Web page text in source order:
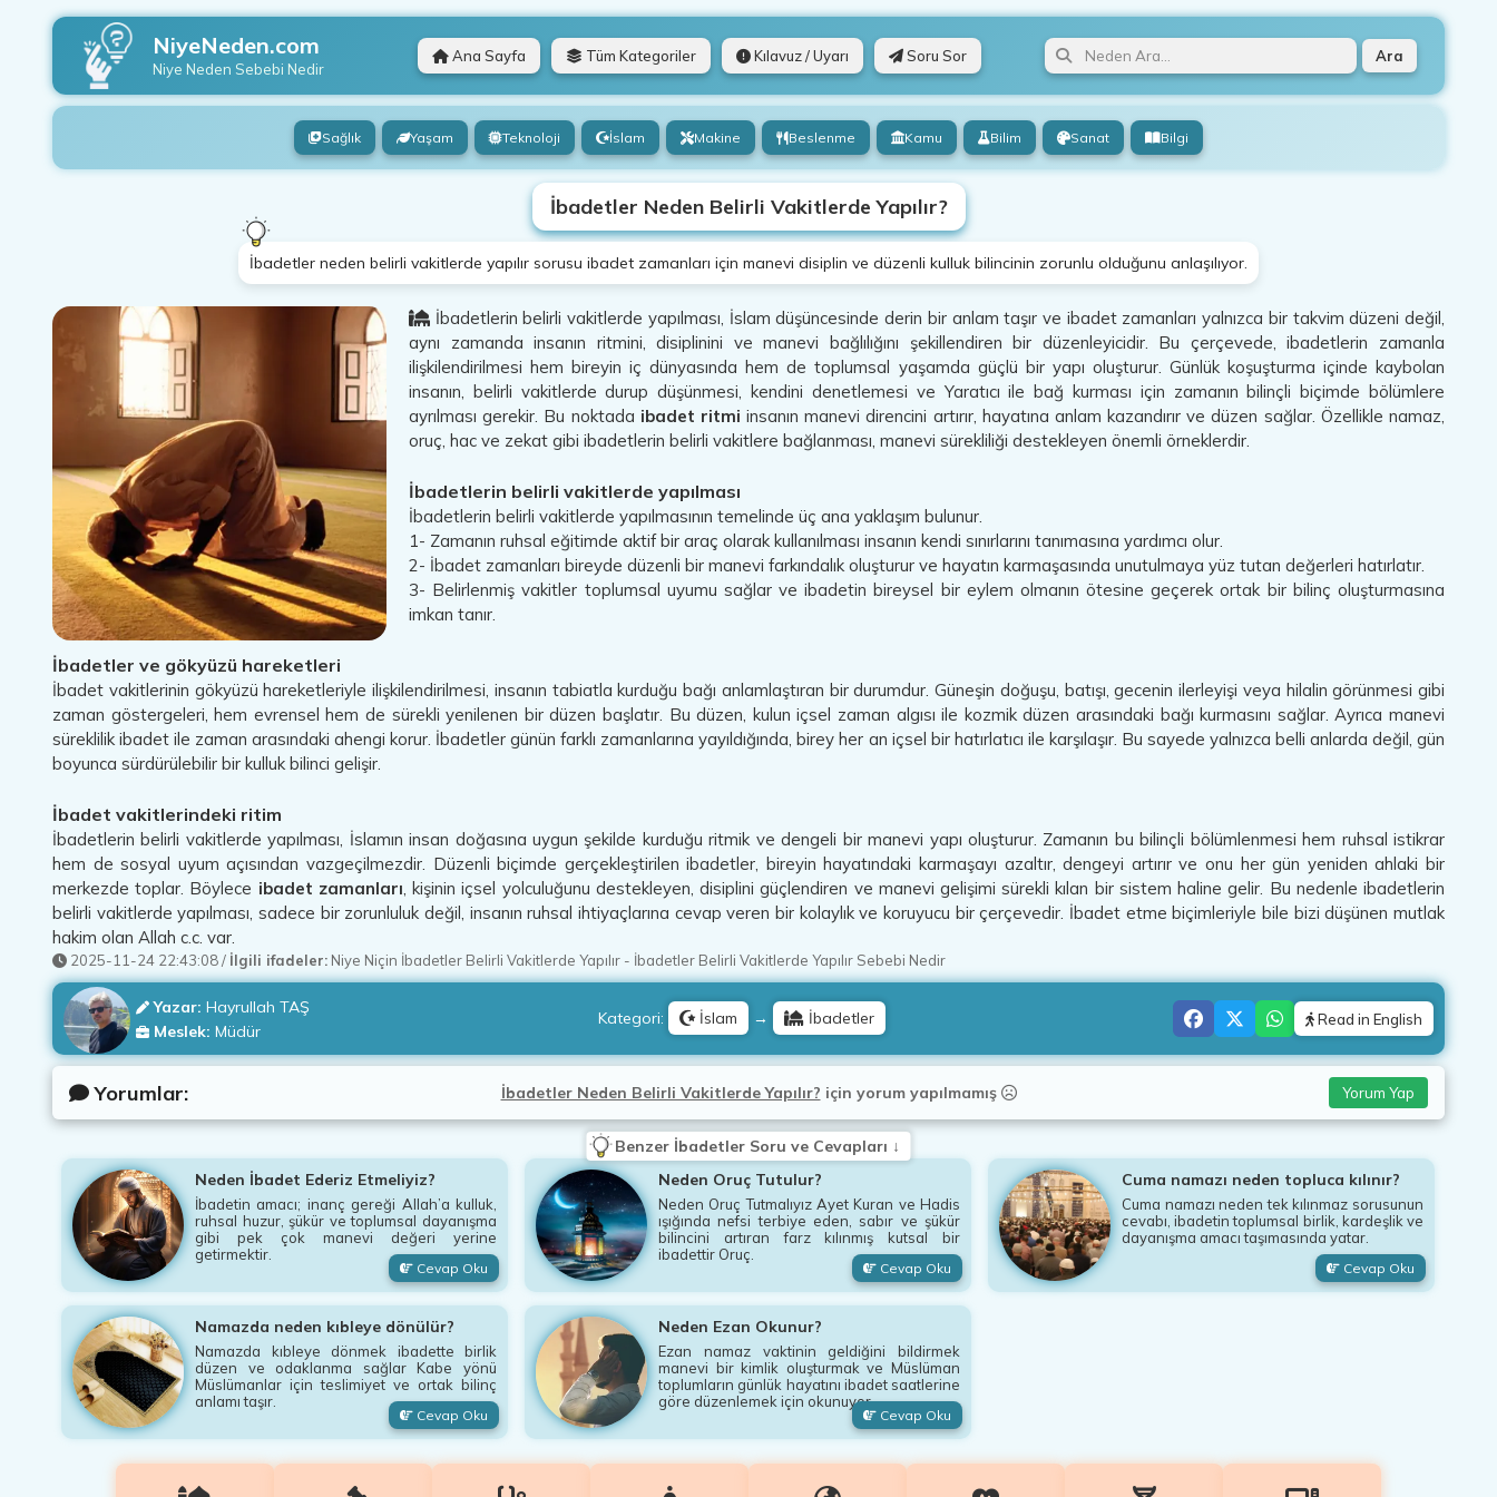
NiyeNeden.com
Niye Neden Sebebi Nedir
Ana Sayfa Tüm Kategoriler Kılavuz / Uyarı Soru Sor Ara
Sağlık Yaşam Teknoloji İslam Makine Beslenme Kamu Bilim Sanat Bilgi
İbadetler Neden Belirli Vakitlerde Yapılır?
İbadetler neden belirli vakitlerde yapılır sorusu ibadet zamanları için manevi disiplin ve düzenli kulluk bilincinin zorunlu olduğunu anlaşılıyor.
İbadetlerin belirli vakitlerde yapılması, İslam düşüncesinde derin bir anlam taşır ve ibadet zamanları yalnızca bir takvim düzeni değil,
aynı zamanda insanın ritmini, disiplinini ve manevi bağlılığını şekillendiren bir düzenleyicidir. Bu çerçevede, ibadetlerin zamanla
ilişkilendirilmesi hem bireyin iç dünyasında hem de toplumsal yaşamda güçlü bir yapı oluşturur. Günlük koşuşturma içinde kaybolan
insanın, belirli vakitlerde durup düşünmesi, kendini denetlemesi ve Yaratıcı ile bağ kurması için zamanın bilinçli biçimde bölümlere
ayrılması gerekir. Bu noktada ibadet ritmi insanın manevi direncini artırır, hayatına anlam kazandırır ve düzen sağlar. Özellikle namaz,
oruç, hac ve zekat gibi ibadetlerin belirli vakitlere bağlanması, manevi sürekliliği destekleyen önemli örneklerdir.
İbadetlerin belirli vakitlerde yapılması
İbadetlerin belirli vakitlerde yapılmasının temelinde üç ana yaklaşım bulunur.
1- Zamanın ruhsal eğitimde aktif bir araç olarak kullanılması insanın kendi sınırlarını tanımasına yardımcı olur.
2- İbadet zamanları bireyde düzenli bir manevi farkındalık oluşturur ve hayatın karmaşasında unutulmaya yüz tutan değerleri hatırlatır.
3- Belirlenmiş vakitler toplumsal uyumu sağlar ve ibadetin bireysel bir eylem olmanın ötesine geçerek ortak bir bilinç oluşturmasına
imkan tanır.
İbadetler ve gökyüzü hareketleri
İbadet vakitlerinin gökyüzü hareketleriyle ilişkilendirilmesi, insanın tabiatla kurduğu bağı anlamlaştıran bir durumdur. Güneşin doğuşu, batışı, gecenin ilerleyişi veya hilalin görünmesi gibi
zaman göstergeleri, hem evrensel hem de sürekli yenilenen bir düzen başlatır. Bu düzen, kulun içsel zaman algısı ile kozmik düzen arasındaki bağı kurmasını sağlar. Ayrıca manevi
süreklilik ibadet ile zaman arasındaki ahengi korur. İbadetler günün farklı zamanlarına yayıldığında, birey her an içsel bir hatırlatıcı ile karşılaşır. Bu sayede yalnızca belli anlarda değil, gün
boyunca sürdürülebilir bir kulluk bilinci gelişir.
İbadet vakitlerindeki ritim
İbadetlerin belirli vakitlerde yapılması, İslamın insan doğasına uygun şekilde kurduğu ritmik ve dengeli bir manevi yapı oluşturur. Zamanın bu bilinçli bölümlenmesi hem ruhsal istikrar
hem de sosyal uyum açısından vazgeçilmezdir. Düzenli biçimde gerçekleştirilen ibadetler, bireyin hayatındaki karmaşayı azaltır, dengeyi artırır ve onu her gün yeniden ahlaki bir
merkezde toplar. Böylece ibadet zamanları, kişinin içsel yolculuğunu destekleyen, disiplini güçlendiren ve manevi gelişimi sürekli kılan bir sistem haline gelir. Bu nedenle ibadetlerin
belirli vakitlerde yapılması, sadece bir zorunluluk değil, insanın ruhsal ihtiyaçlarına cevap veren bir kolaylık ve koruyucu bir çerçevedir. İbadet etme biçimleriyle bile bizi düşünen mutlak
hakim olan Allah c.c. var.
2025-11-24 22:43:08/ İlgili ifadeler: Niye Niçin İbadetler Belirli Vakitlerde Yapılır - İbadetler Belirli Vakitlerde Yapılır Sebebi Nedir
Yazar: Hayrullah TAŞ
Meslek: Müdür
Kategori: İslam → İbadetler Read in English
Yorumlar: İbadetler Neden Belirli Vakitlerde Yapılır? için yorum yapılmamış Yorum Yap
Benzer İbadetler Soru ve Cevapları ↓
Neden İbadet Ederiz Etmeliyiz?
İbadetin amacı; inanç gereği Allah’a kulluk,
ruhsal huzur, şükür ve toplumsal dayanışma
gibi pek çok manevi değeri yerine
getirmektir.
Cevap Oku
Neden Oruç Tutulur?
Neden Oruç Tutmalıyız Ayet Kuran ve Hadis
ışığında nefsi terbiye eden, sabır ve şükür
bilincini artıran farz kılınmış kutsal bir
ibadettir Oruç.
Cevap Oku
Cuma namazı neden topluca kılınır?
Cuma namazı neden tek kılınmaz sorusunun
cevabı, ibadetin toplumsal birlik, kardeşlik ve
dayanışma amacı taşımasında yatar.
Cevap Oku
Namazda neden kıbleye dönülür?
Namazda kıbleye dönmek ibadette birlik
düzen ve odaklanma sağlar Kabe yönü
Müslümanlar için teslimiyet ve ortak bilinç
anlamı taşır.
Cevap Oku
Neden Ezan Okunur?
Ezan namaz vaktinin geldiğini bildirmek
manevi bir kimlik oluşturmak ve Müslüman
toplumların günlük hayatını ibadet saatlerine
göre düzenlemek için okunuyor.
Cevap Oku